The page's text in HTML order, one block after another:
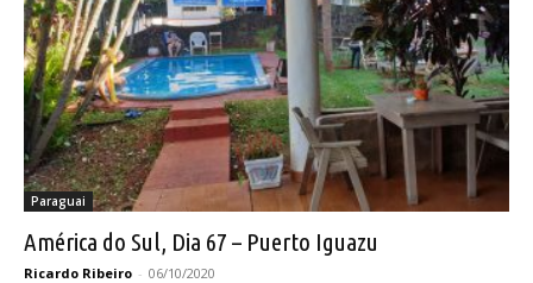
Paraguai
América do Sul, Dia 67 – Puerto Iguazu
Ricardo Ribeiro - 06/10/2020